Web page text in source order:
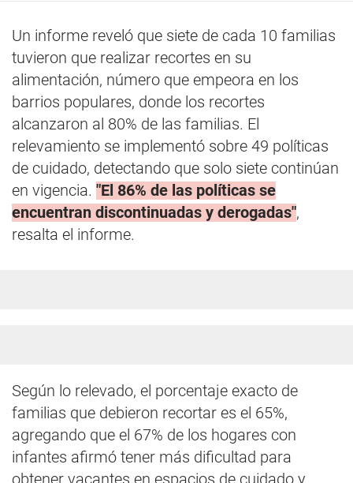
Un informe reveló que siete de cada 10 familias
tuvieron que realizar recortes en su
alimentación, número que empeora en los
barrios populares, donde los recortes
alcanzaron al 80% de las familias. El
relevamiento se implementó sobre 49 políticas
de cuidado, detectando que solo siete continúan
en vigencia. "El 86% de las políticas se
encuentran discontinuadas y derogadas",
resalta el informe.
Según lo relevado, el porcentaje exacto de
familias que debieron recortar es el 65%,
agregando que el 67% de los hogares con
infantes afirmó tener más dificultad para